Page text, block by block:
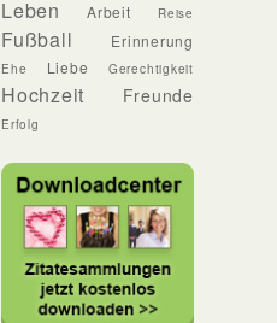
Leben Arbeit Reise
Fußball Erinnerung
Ehe Liebe Gerechtigkeit
Hochzeit Freunde
Erfolg